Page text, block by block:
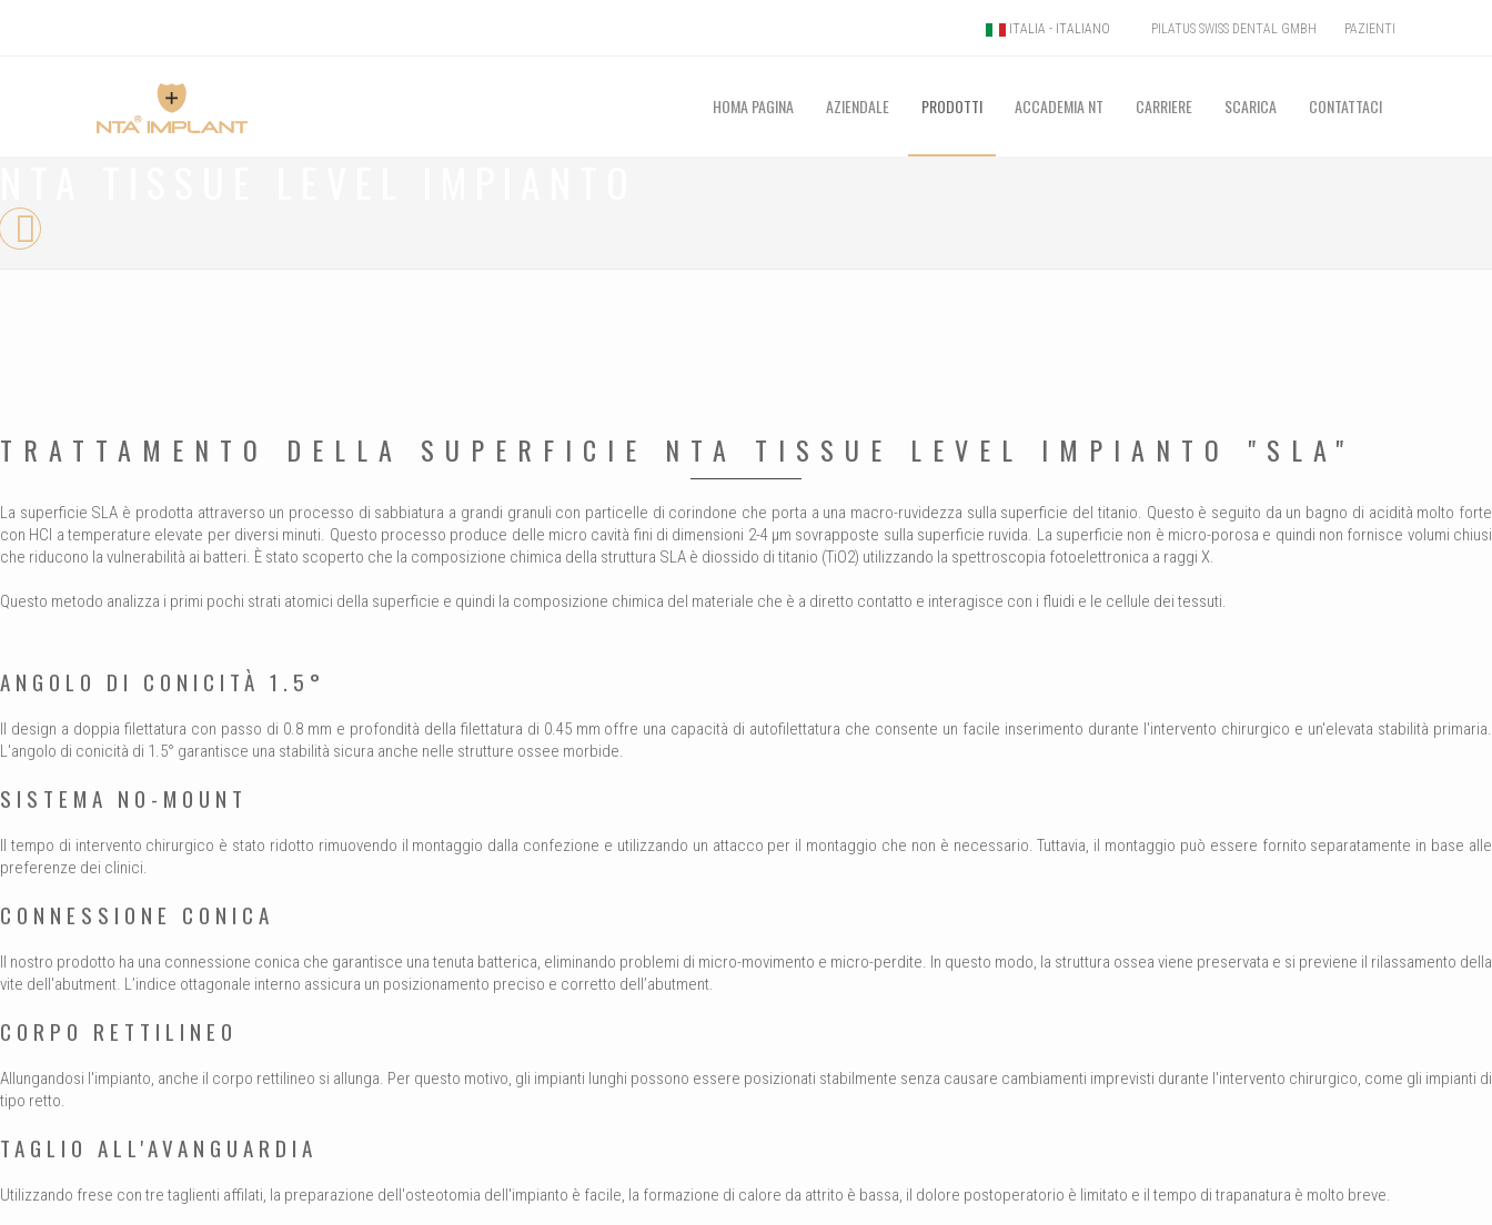
PAZIENTI
PILATUS SWISS DENTAL GMBH
ITALIA - ITALIANO
HOMA PAGINA AZIENDALE PRODOTTI ACCADEMIA NT CARRIERE SCARICA CONTATTACI
TRATTAMENTO DELLA SUPERFICIE NTA TISSUE LEVEL IMPIANTO "SLA"
La superficie SLA è prodotta attraverso un processo di sabbiatura a grandi granuli con particelle di corindone che porta a una macro-ruvidezza sulla superficie del titanio. Questo è seguito da un bagno di acidità molto forte
con HCl a temperature elevate per diversi minuti. Questo processo produce delle micro cavità fini di dimensioni 2-4 μm sovrapposte sulla superficie ruvida. La superficie non è micro-porosa e quindi non fornisce volumi chiusi
che riducono la vulnerabilità ai batteri. È stato scoperto che la composizione chimica della struttura SLA è diossido di titanio (TiO2) utilizzando la spettroscopia fotoelettronica a raggi X.
Questo metodo analizza i primi pochi strati atomici della superficie e quindi la composizione chimica del materiale che è a diretto contatto e interagisce con i fluidi e le cellule dei tessuti.
ANGOLO DI CONICITÀ 1.5°
Il design a doppia filettatura con passo di 0.8 mm e profondità della filettatura di 0.45 mm offre una capacità di autofilettatura che consente un facile inserimento durante l'intervento chirurgico e un'elevata stabilità primaria.
L'angolo di conicità di 1.5° garantisce una stabilità sicura anche nelle strutture ossee morbide.
SISTEMA NO-MOUNT
ll tempo di intervento chirurgico è stato ridotto rimuovendo il montaggio dalla confezione e utilizzando un attacco per il montaggio che non è necessario. Tuttavia, il montaggio può essere fornito separatamente in base alle
preferenze dei clinici.
CONNESSIONE CONICA
ll nostro prodotto ha una connessione conica che garantisce una tenuta batterica, eliminando problemi di micro-movimento e micro-perdite. In questo modo, la struttura ossea viene preservata e si previene il rilassamento della
vite dell'abutment. L’indice ottagonale interno assicura un posizionamento preciso e corretto dell’abutment.
CORPO RETTILINEO
Allungandosi l'impianto, anche il corpo rettilineo si allunga. Per questo motivo, gli impianti lunghi possono essere posizionati stabilmente senza causare cambiamenti imprevisti durante l'intervento chirurgico, come gli impianti di
tipo retto.
TAGLIO ALL'AVANGUARDIA
Utilizzando frese con tre taglienti affilati, la preparazione dell'osteotomia dell'impianto è facile, la formazione di calore da attrito è bassa, il dolore postoperatorio è limitato e il tempo di trapanatura è molto breve.